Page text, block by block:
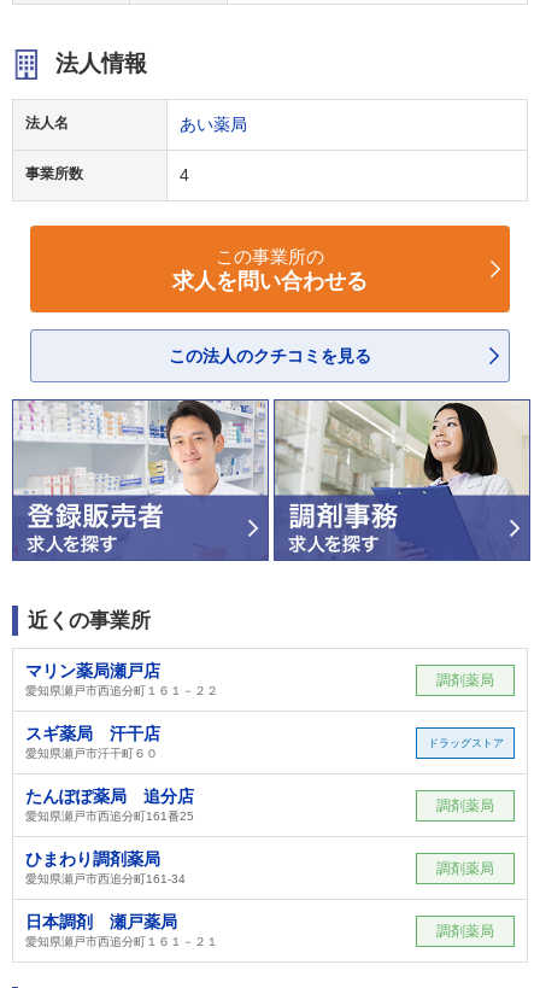
法人情報
法人名 あい薬局
事業所数 4
この事業所の
求人を問い合わせる
この法人のクチコミを見る
近くの事業所
マリン薬局瀬戸店
愛知県瀬戸市西追分町１６１－２２
調剤薬局
スギ薬局 汗干店
愛知県瀬戸市汗干町６０
ドラッグストア
たんぽぽ薬局 追分店
愛知県瀬戸市西追分町161番25
調剤薬局
ひまわり調剤薬局
愛知県瀬戸市西追分町161-34
調剤薬局
日本調剤 瀬戸薬局
愛知県瀬戸市西追分町１６１－２１
調剤薬局